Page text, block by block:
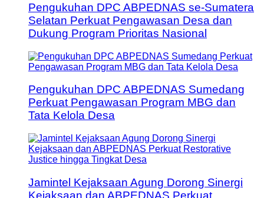
Pengukuhan DPC ABPEDNAS se-Sumatera
Selatan Perkuat Pengawasan Desa dan
Dukung Program Prioritas Nasional
Pengukuhan DPC ABPEDNAS Sumedang
Perkuat Pengawasan Program MBG dan
Tata Kelola Desa
Jamintel Kejaksaan Agung Dorong Sinergi
Kejaksaan dan ABPEDNAS Perkuat